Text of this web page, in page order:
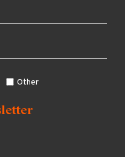
Other